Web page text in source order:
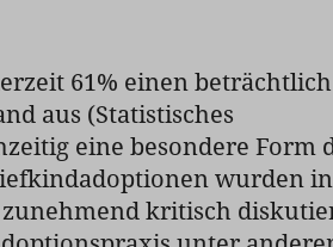
61% einen
aus (Statistisches
eine besondere Form
wurden in
kritisch